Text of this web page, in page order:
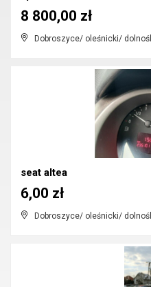
Dobroszyce/ oleśnicki/
8 800,00 zł
seat altea
Dobroszyce/ oleśnicki/
6,00 zł